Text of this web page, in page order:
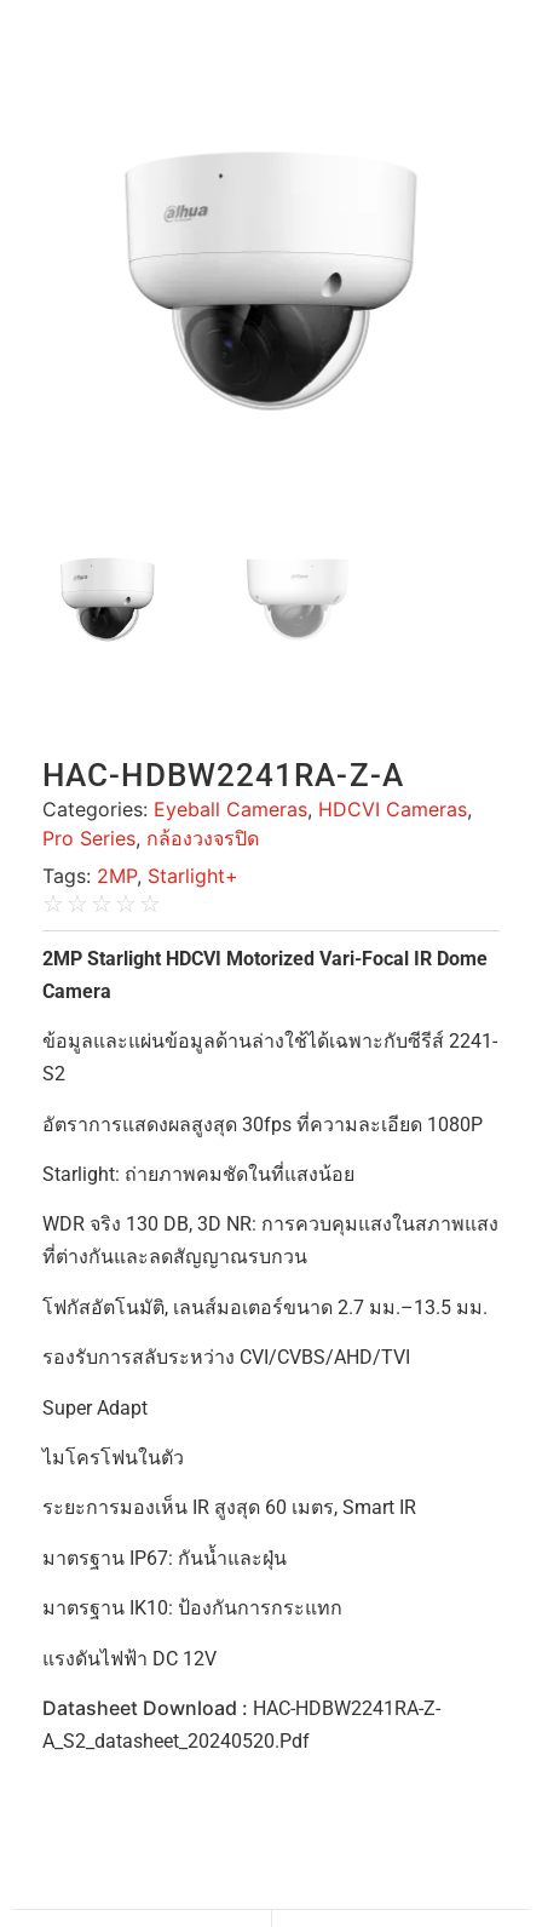
HAC-HDBW2241RA-Z-A
Categories: Eyeball Cameras, HDCVI Cameras,
Pro Series, กล้องวงจรปิด
Tags: 2MP, Starlight+
☆ ☆ ☆ ☆ ☆
2MP Starlight HDCVI Motorized Vari-Focal IR Dome
Camera
ข้อมูลและแผ่นข้อมูลด้านล่างใช้ได้เฉพาะกับซีรีส์ 2241-
S2
อัตราการแสดงผลสูงสุด 30fps ที่ความละเอียด 1080P
Starlight: ถ่ายภาพคมชัดในที่แสงน้อย
WDR จริง 130 DB, 3D NR: การควบคุมแสงในสภาพแสง
ที่ต่างกันและลดสัญญาณรบกวน
โฟกัสอัตโนมัติ, เลนส์มอเตอร์ขนาด 2.7 มม.–13.5 มม.
รองรับการสลับระหว่าง CVI/CVBS/AHD/TVI
Super Adapt
ไมโครโฟนในตัว
ระยะการมองเห็น IR สูงสุด 60 เมตร, Smart IR
มาตรฐาน IP67: กันน้ำและฝุ่น
มาตรฐาน IK10: ป้องกันการกระแทก
แรงดันไฟฟ้า DC 12V
Datasheet Download : HAC-HDBW2241RA-Z-
A_S2_datasheet_20240520.pdf